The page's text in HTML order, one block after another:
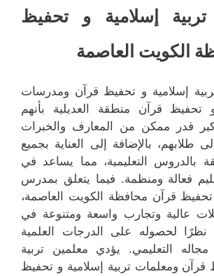
إسلامية و تحفيظ
الكويت العاصمة
إسلامية و تحفيظ قرآن ومدرسات
تحفيظ قرآن منطقة العديلية بأنهم
قدر ممكن من المعارف والخبرات
طلابهم، بالإضافة إلى العناية بجميع
بالدروس التعليمية، مما يساعد في
فعالة ومنظمة. فيما يتعلق بمدرس
تحفيظ قرآن محافظة الكويت العاصمة،
عالية وتجارب واسعة ومتنوعة في
نظرًا لحصوله على الدرجات العلمية
التعليمي. يؤدي معلمين تربية
قرآن ومعلمات تربية إسلامية و تحفيظ